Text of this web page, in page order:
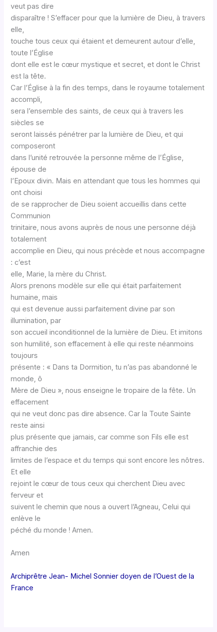
veut pas dire
disparaître ! S’effacer pour que la lumière de Dieu, à travers
elle,
touche tous ceux qui étaient et demeurent autour d’elle,
toute l’Église
dont elle est le cœur mystique et secret, et dont le Christ
est la tête.
Car l’Église à la fin des temps, dans le royaume totalement
accompli,
sera l’ensemble des saints, de ceux qui à travers les
siècles se
seront laissés pénétrer par la lumière de Dieu, et qui
composeront
dans l’unité retrouvée la personne même de l’Église,
épouse de
l’Epoux divin. Mais en attendant que tous les hommes qui
ont choisi
de se rapprocher de Dieu soient accueillis dans cette
Communion
trinitaire, nous avons auprès de nous une personne déjà
totalement
accomplie en Dieu, qui nous précède et nous accompagne
: c’est
elle, Marie, la mère du Christ.
Alors prenons modèle sur elle qui était parfaitement
humaine, mais
qui est devenue aussi parfaitement divine par son
illumination, par
son accueil inconditionnel de la lumière de Dieu. Et imitons
son humilité, son effacement à elle qui reste néanmoins
toujours
présente : « Dans ta Dormition, tu n’as pas abandonné le
monde, ô
Mère de Dieu », nous enseigne le tropaire de la fête. Un
effacement
qui ne veut donc pas dire absence. Car la Toute Sainte
reste ainsi
plus présente que jamais, car comme son Fils elle est
affranchie des
limites de l’espace et du temps qui sont encore les nôtres.
Et elle
rejoint le cœur de tous ceux qui cherchent Dieu avec
ferveur et
suivent le chemin que nous a ouvert l’Agneau, Celui qui
enlève le
péché du monde ! Amen.
Amen
Archiprêtre Jean- Michel Sonnier doyen de l’Ouest de la
France